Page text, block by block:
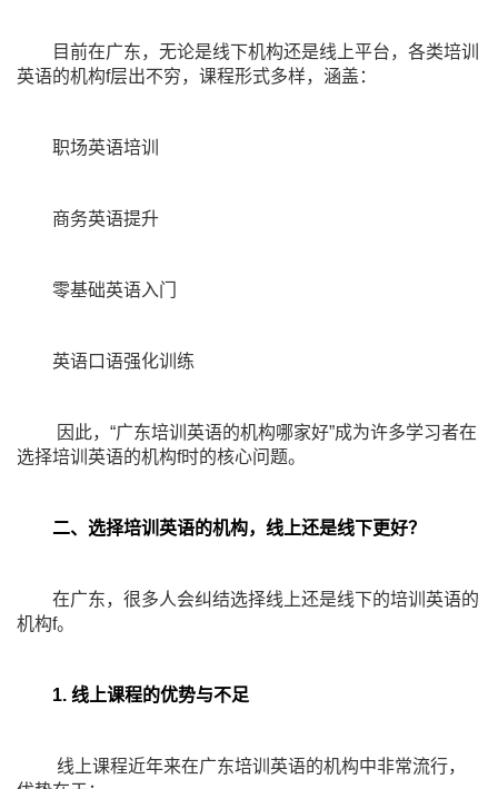
目前在广东，无论是线下机构还是线上平台，各类培训
英语的机构f层出不穷，课程形式多样，涵盖：
职场英语培训
商务英语提升
零基础英语入门
英语口语强化训练
因此，“广东培训英语的机构哪家好”成为许多学习者在
选择培训英语的机构f时的核心问题。
二、选择培训英语的机构，线上还是线下更好？
在广东，很多人会纠结选择线上还是线下的培训英语的
机构f。
1. 线上课程的优势与不足
线上课程近年来在广东培训英语的机构中非常流行，